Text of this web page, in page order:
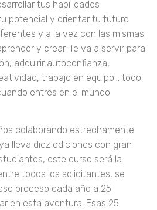
tus habilidades
potencial y orientar tu futuro
y a la vez con las mismas
y crear. Te va a servir para
adquirir autoconfianza,
trabajo en equipo… todo
entres en el mundo
colaborando estrechamente
lleva diez ediciones con gran
este curso será la
todos los solicitantes, se
proceso cada año a 25
en esta aventura. Esas 25